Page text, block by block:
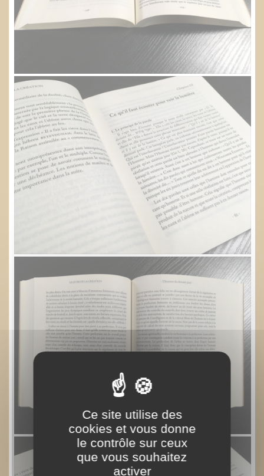
Ce site utilise des
cookies et vous donne
le contrôle sur ceux
que vous souhaitez
activer